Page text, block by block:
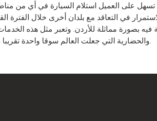
على العميل استلام السيارة في أي من
في التعاقد مع بلدان أخرى خلال
فيه بصورة مماثلة للأردن. وتعبر مثل هذه
والحضارية التي جعلت العالم سوقا واحدة تقريبا وكذلك فإنها تؤكد قدرة بيتك على استغلال تواجده وانتشاره الدولي لخدمة عملائه بأفضل وأسهل الوسائل.